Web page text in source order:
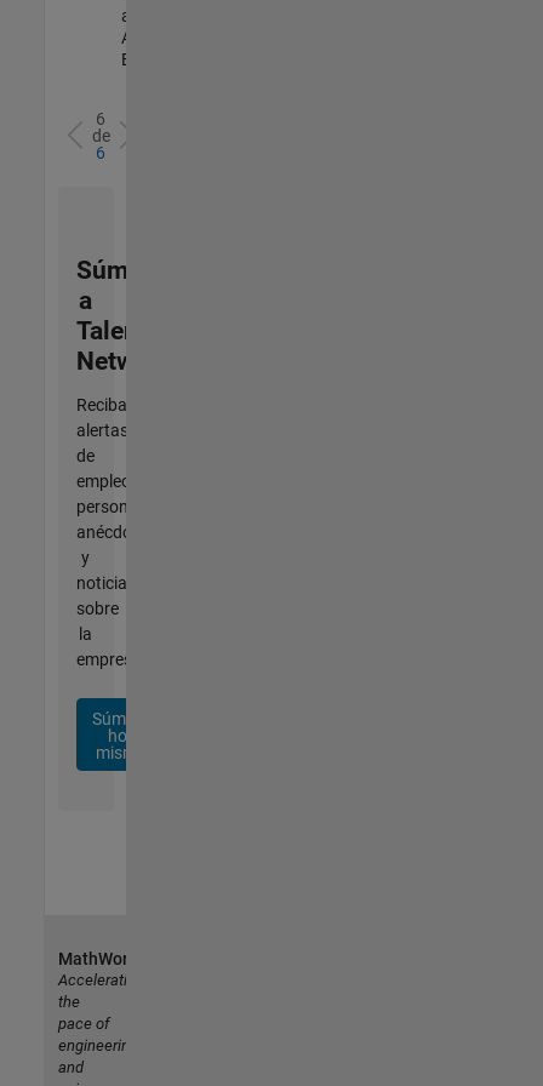
and
Architecture |
Experimentado
6
de
6
Súmese
a
Talent
Network
Reciba
alertas
de
empleo
personalizadas,
anécdotas
y
noticias
sobre
la
empresa.
Súmese
hoy
mismo
MathWorks
Accelerating
the
pace of
engineering
and